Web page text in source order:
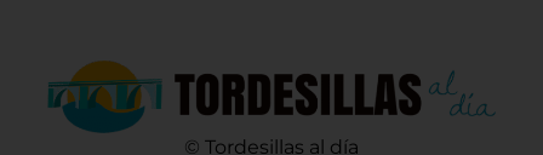
© Tordesillas al día